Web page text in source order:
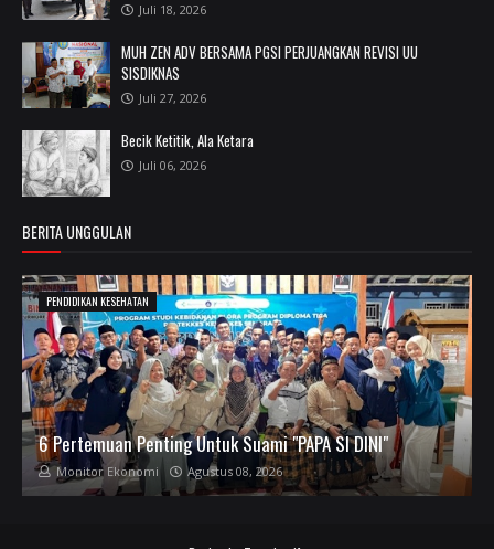
Juli 18, 2026
MUH ZEN ADV BERSAMA PGSI PERJUANGKAN REVISI UU
SISDIKNAS
Juli 27, 2026
Becik Ketitik, Ala Ketara
Juli 06, 2026
BERITA UNGGULAN
PENDIDIKAN KESEHATAN
6 Pertemuan Penting Untuk Suami "PAPA SI DINI"
Monitor Ekonomi Agustus 08, 2026